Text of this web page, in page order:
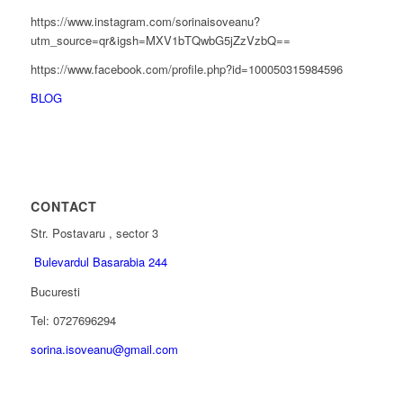
https://www.instagram.com/sorinaisoveanu?
utm_source=qr&igsh=MXV1bTQwbG5jZzVzbQ==
https://www.facebook.com/profile.php?id=100050315984596
BLOG
CONTACT
Str. Postavaru , sector 3
Bulevardul Basarabia 244
Bucuresti
Tel: 0727696294
sorina.isoveanu@gmail.com